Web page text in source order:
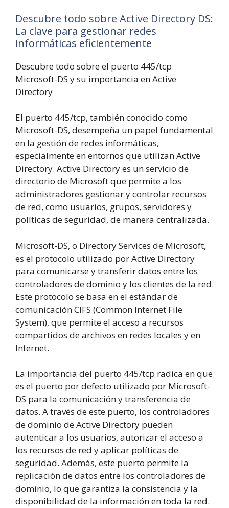
Descubre todo sobre Active Directory DS:
La clave para gestionar redes
informáticas eficientemente
Descubre todo sobre el puerto 445/tcp
Microsoft-DS y su importancia en Active
Directory
El puerto 445/tcp, también conocido como
Microsoft-DS, desempeña un papel fundamental
en la gestión de redes informáticas,
especialmente en entornos que utilizan Active
Directory. Active Directory es un servicio de
directorio de Microsoft que permite a los
administradores gestionar y controlar recursos
de red, como usuarios, grupos, servidores y
políticas de seguridad, de manera centralizada.
Microsoft-DS, o Directory Services de Microsoft,
es el protocolo utilizado por Active Directory
para comunicarse y transferir datos entre los
controladores de dominio y los clientes de la red.
Este protocolo se basa en el estándar de
comunicación CIFS (Common Internet File
System), que permite el acceso a recursos
compartidos de archivos en redes locales y en
Internet.
La importancia del puerto 445/tcp radica en que
es el puerto por defecto utilizado por Microsoft-
DS para la comunicación y transferencia de
datos. A través de este puerto, los controladores
de dominio de Active Directory pueden
autenticar a los usuarios, autorizar el acceso a
los recursos de red y aplicar políticas de
seguridad. Además, este puerto permite la
replicación de datos entre los controladores de
dominio, lo que garantiza la consistencia y la
disponibilidad de la información en toda la red.